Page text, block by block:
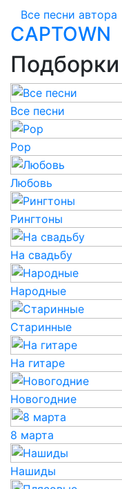
Все песни автора
CAPTOWN
Подборки
Все песни
Pop
Любовь
Рингтоны
На свадьбу
Народные
Старинные
На гитаре
Новогодние
8 марта
Нашиды